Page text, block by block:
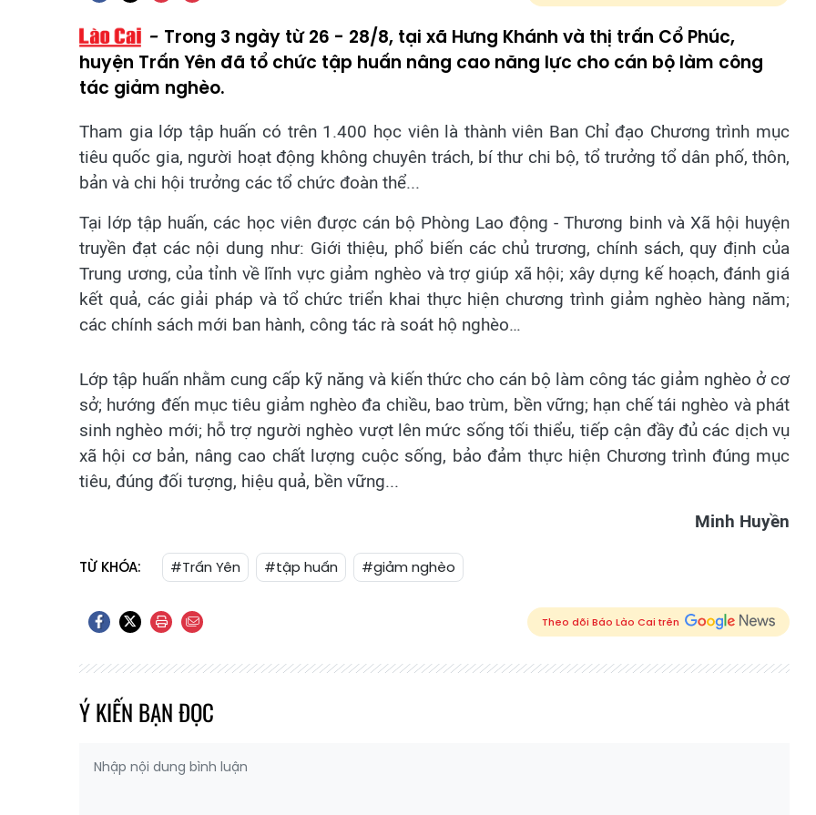
Trong 3 ngày từ 26 - 28/8, tại xã Hưng Khánh và thị trấn Cổ Phúc,
huyện Trấn Yên đã tổ chức tập huấn nâng cao năng lực cho cán bộ làm công
tác giảm nghèo.
Tham gia lớp tập huấn có trên 1.400 học viên là thành viên Ban Chỉ đạo Chương trình mục
tiêu quốc gia, người hoạt động không chuyên trách, bí thư chi bộ, tổ trưởng tổ dân phố, thôn,
bản và chi hội trưởng các tổ chức đoàn thể...
Tại lớp tập huấn, các học viên được cán bộ Phòng Lao động - Thương binh và Xã hội huyện
truyền đạt các nội dung như: Giới thiệu, phổ biến các chủ trương, chính sách, quy định của
Trung ương, của tỉnh về lĩnh vực giảm nghèo và trợ giúp xã hội; xây dựng kế hoạch, đánh giá
kết quả, các giải pháp và tổ chức triển khai thực hiện chương trình giảm nghèo hàng năm;
các chính sách mới ban hành, công tác rà soát hộ nghèo…
Lớp tập huấn nhằm cung cấp kỹ năng và kiến thức cho cán bộ làm công tác giảm nghèo ở cơ
sở; hướng đến mục tiêu giảm nghèo đa chiều, bao trùm, bền vững; hạn chế tái nghèo và phát
sinh nghèo mới; hỗ trợ người nghèo vượt lên mức sống tối thiểu, tiếp cận đầy đủ các dịch vụ
xã hội cơ bản, nâng cao chất lượng cuộc sống, bảo đảm thực hiện Chương trình đúng mục
tiêu, đúng đối tượng, hiệu quả, bền vững...
Minh Huyền
TỪ KHÓA: #Trấn Yên #tập huấn #giảm nghèo
Theo dõi Báo Lào Cai trên
Ý KIẾN BẠN ĐỌC